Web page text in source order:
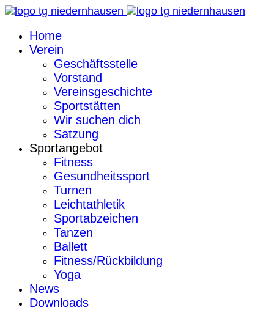
Home
Verein
Geschäftsstelle
Vorstand
Vereinsgeschichte
Sportstätten
Wir suchen dich
Satzung
Sportangebot
Fitness
Gesundheitssport
Turnen
Leichtathletik
Sportabzeichen
Tanzen
Ballett
Fitness/Rückbildung
Yoga
News
Downloads